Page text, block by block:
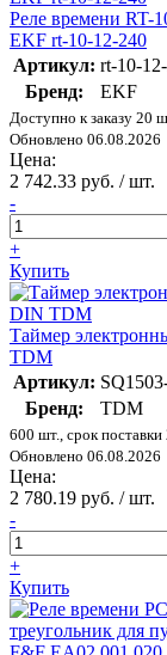
Реле времени RT-
EKF rt-10-12-240
Артикул: rt-10-
Бренд:
EKF
Доступно к заказу 20
Обновлено 06.08.2026
Цена:
2 742.33 руб. / шт.
-
+
Купить
Таймер
TDM
Артикул:
Бренд:
TDM
600 шт., срок
Обновлено 06.08.2026
Цена:
2 780.19 руб. / шт.
-
+
Купить